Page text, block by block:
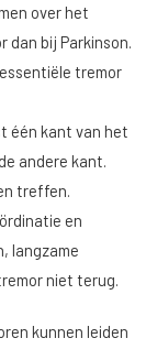
over het
dan bij Parkinson.
tremor
één kant van het
andere kant.
treffen.
en
langzame
niet terug.
kunnen leiden